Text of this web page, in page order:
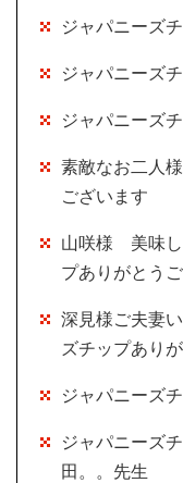
ジャパニーズ
ジャパニーズ
ジャパニーズ
素敵なお二人
ございます
山咲様 美味
プありがとう
深見様ご夫妻
ズチップあり
ジャパニーズ
ジャパニーズ
田。。先生